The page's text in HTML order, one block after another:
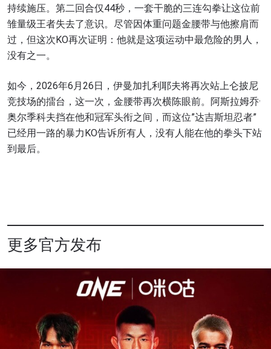
持续施压。第二回合仅44秒，一套干脆的三连勾拳让这位前
雏量级王者失去了意识。尽管因体重问题金腰带与他擦肩而
过，但这次KO再次证明：他就是这项运动中最危险的男人，
没有之一。
如今，2026年6月26日，伊曼加扎利耶夫将再次站上仑披尼
竞技场的擂台，这一次，金腰带再次横陈眼前。阿斯拉姆乔·
奥尔季科夫挡在他和冠军头衔之间，而这位”达吉斯坦忍者”
已经用一路的暴力KO告诉所有人，没有人能在他的拳头下站
到最后。
更多官方发布
赛事
浏览了解更多
在任何地域观看ONE冠军赛，现在注册获得权限了
解最新资讯、解锁特别福利以及优先机遇获得直播
场次的最佳座位！
邮箱
名字